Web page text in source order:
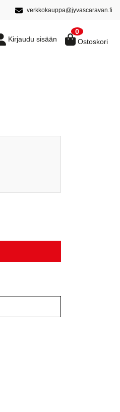
verkkokauppa@jyvascaravan.fi
Kirjaudu sisään
0
Ostoskori